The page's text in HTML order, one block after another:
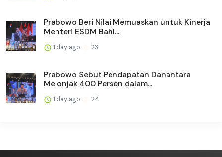
Prabowo Beri Nilai Memuaskan untuk Kinerja
Menteri ESDM Bahl...
1 day ago 23
Prabowo Sebut Pendapatan Danantara
Melonjak 400 Persen dalam...
1 day ago 24